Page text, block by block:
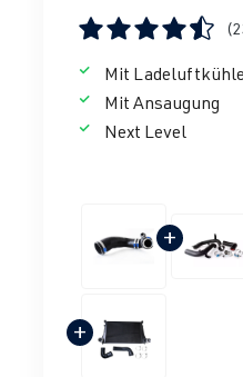
Mit
Mit Ansaugung
Next Level
+
+